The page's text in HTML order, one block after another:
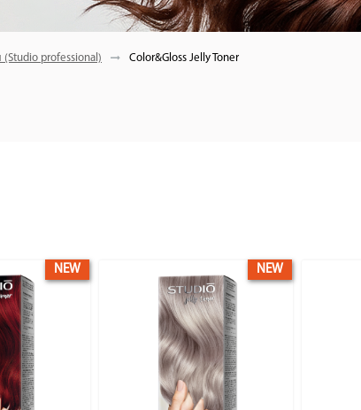
professional) Color&Gloss Jelly Toner
NEW NEW